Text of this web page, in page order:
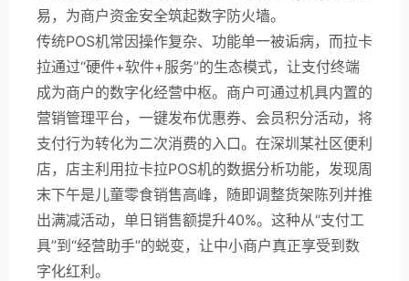
易，为商户资金安全筑起数字防火墙。
传统POS机常因操作复杂、功能单一被诟病，而拉卡
拉通过“硬件+软件+服务”的生态模式，让支付终端
成为商户的数字化经营中枢。商户可通过机具内置的
营销管理平台，一键发布优惠券、会员积分活动，将
支付行为转化为二次消费的入口。在深圳某社区便利
店，店主利用拉卡拉POS机的数据分析功能，发现周
末下午是儿童零食销售高峰，随即调整货架陈列并推
出满减活动，单日销售额提升40%。这种从“支付工
具”到“经营助手”的蜕变，让中小商户真正享受到数
字化红利。